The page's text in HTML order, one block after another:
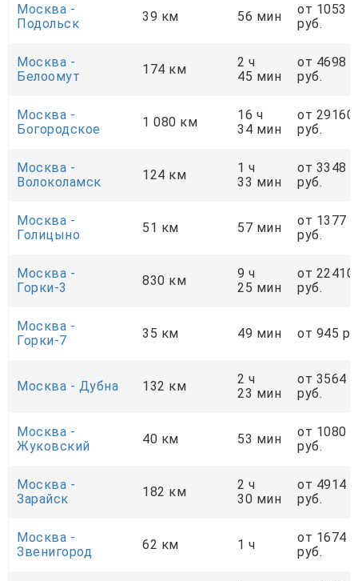
Москва -
Подольск
39 км 56 мин
от 1053
руб.
Москва -
Белоомут
174 км
2 ч
45 мин
от 4698
руб.
Москва -
Богородское
1 080 км
16 ч
34 мин
от 29160
руб.
Москва -
Волоколамск
124 км
1 ч
33 мин
от 3348
руб.
Москва -
Голицыно
51 км 57 мин
от 1377
руб.
Москва -
Горки-3
830 км
9 ч
25 мин
от 22410
руб.
Москва -
Горки-7
35 км 49 мин от 945
Москва - Дубна 132 км
2 ч
23 мин
от 3564
руб.
Москва -
Жуковский
40 км 53 мин
от 1080
руб.
Москва -
Зарайск
182 км
2 ч
30 мин
от 4914
руб.
Москва -
Звенигород
62 км 1 ч
от 1674
руб.